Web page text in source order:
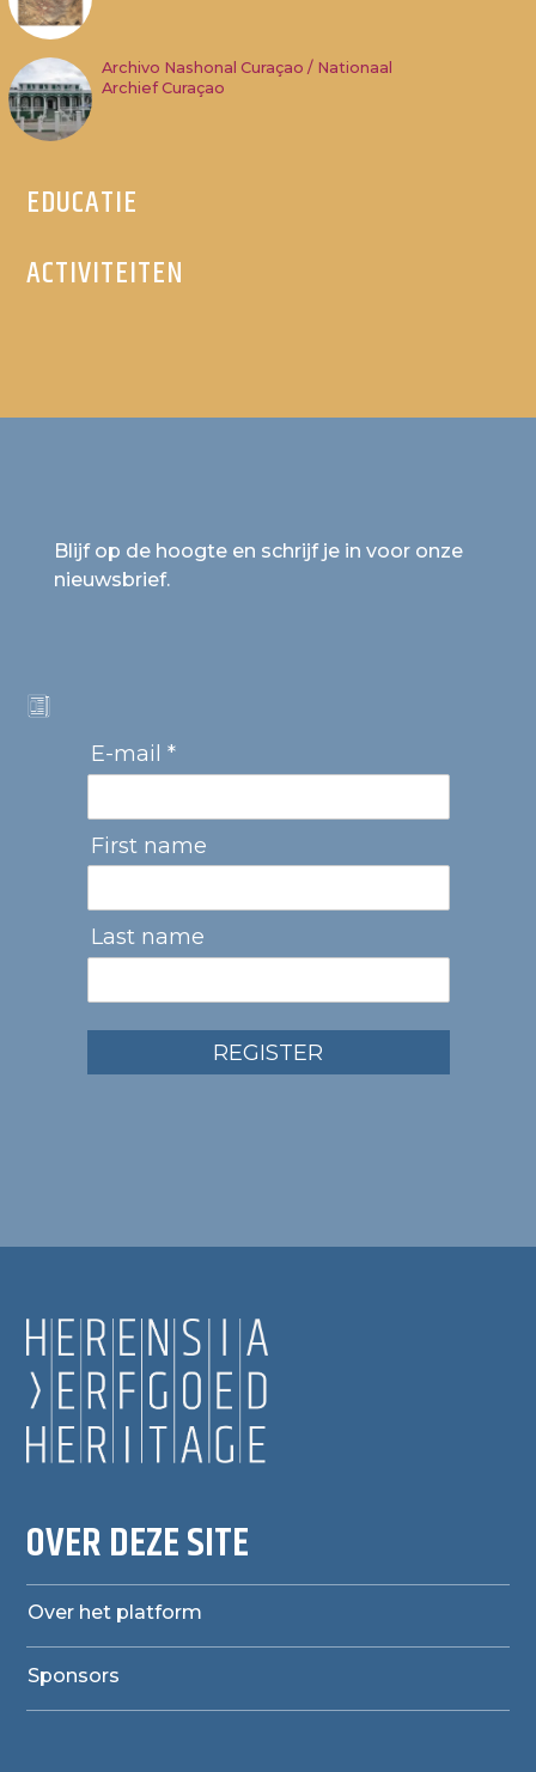
Archivo Nashonal Curaçao / Nationaal
Archief Curaçao
EDUCATIE
ACTIVITEITEN
Blijf op de hoogte en schrijf je in voor onze
nieuwsbrief.
E-mail *
First name
Last name
REGISTER
OVER DEZE SITE
Over het platform
Sponsors